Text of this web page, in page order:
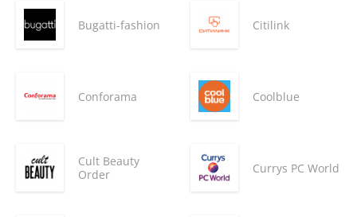
Bugatti-fashion Citilink
Conforama Coolblue
Cult Beauty
Order
Currys PC World